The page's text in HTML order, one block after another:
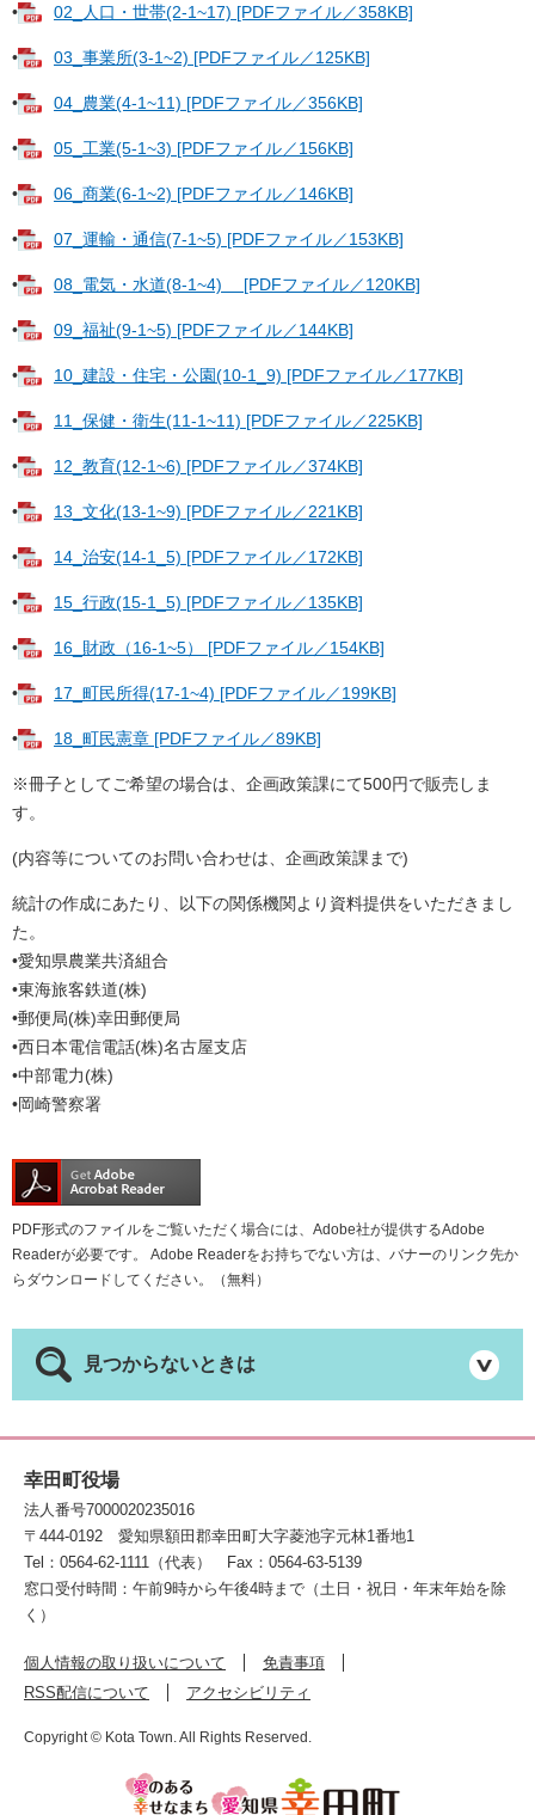
• 02_人口・世帯(2-1~17) [PDFファイル／358KB]
• 03_事業所(3-1~2) [PDFファイル／125KB]
• 04_農業(4-1~11) [PDFファイル／356KB]
• 05_工業(5-1~3) [PDFファイル／156KB]
• 06_商業(6-1~2) [PDFファイル／146KB]
• 07_運輸・通信(7-1~5) [PDFファイル／153KB]
• 08_電気・水道(8-1~4) [PDFファイル／120KB]
• 09_福祉(9-1~5) [PDFファイル／144KB]
• 10_建設・住宅・公園(10-1_9) [PDFファイル／177KB]
• 11_保健・衛生(11-1~11) [PDFファイル／225KB]
• 12_教育(12-1~6) [PDFファイル／374KB]
• 13_文化(13-1~9) [PDFファイル／221KB]
• 14_治安(14-1_5) [PDFファイル／172KB]
• 15_行政(15-1_5) [PDFファイル／135KB]
• 16_財政（16-1~5） [PDFファイル／154KB]
• 17_町民所得(17-1~4) [PDFファイル／199KB]
• 18_町民憲章 [PDFファイル／89KB]
※冊子としてご希望の場合は、企画政策課にて500円で販売しま
す。
(内容等についてのお問い合わせは、企画政策課まで)
統計の作成にあたり、以下の関係機関より資料提供をいただきまし
た。
•愛知県農業共済組合
•東海旅客鉄道(株)
•郵便局(株)幸田郵便局
•西日本電信電話(株)名古屋支店
•中部電力(株)
•岡崎警察署
PDF形式のファイルをご覧いただく場合には、Adobe社が提供するAdobe
Readerが必要です。
Adobe Readerをお持ちでない方は、バナーのリンク先か
らダウンロードしてください。（無料）
見つからないときは
幸田町役場
法人番号7000020235016
〒444-0192
愛知県額田郡幸田町大字菱池字元林1番地1
Tel：0564-62-1111（代表）
Fax：0564-63-5139
窓口受付時間：午前9時から午後4時まで（土日・祝日・年末年始を除
く）
個人情報の取り扱いについて
免責事項
RSS配信について
アクセシビリティ
Copyright © Kota Town. All Rights Reserved.